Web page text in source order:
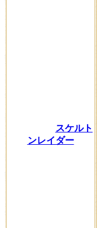
スケルト
ンレイダー